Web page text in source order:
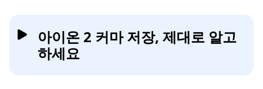
아이온 2 커마 저장, 제대로 알고
하세요